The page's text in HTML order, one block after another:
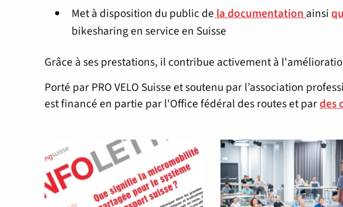
Met à disposition du public dela documentationainsi
bikesharing en service en Suisse
Grâce à ses prestations, il contribue activement à
Porté par PRO VELO Suisse et soutenu par l’association
est financé en partie par l'Office fédéral des routes et pardes